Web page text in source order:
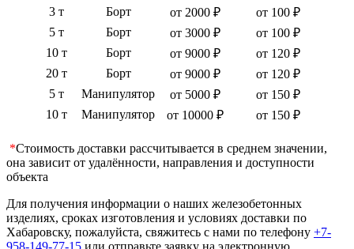
3 т
Борт от 2000 ₽
от 100 ₽
5 т
Борт от 3000 ₽
от 100 ₽
10 т
Борт от 9000 ₽
от 120 ₽
20 т
Борт от 9000 ₽
от 120 ₽
5 т
Манипулятор от 5000 ₽
от 150 ₽
10 т
Манипулятор от 10000 ₽ от 150 ₽
*Стоимость доставки рассчитывается в среднем значении,
она зависит от удалённости, направления и доступности
объекта
Для получения информации о наших железобетонных
изделиях, сроках изготовления и условиях доставки по
Хабаровску, пожалуйста, свяжитесь с нами по телефону +7-